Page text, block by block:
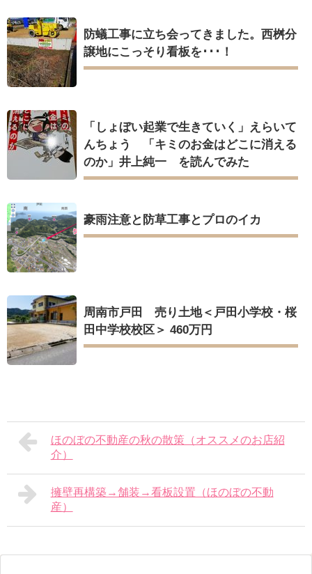
防蟻工事に立ち会ってきました。西桝分
譲地にこっそり看板を･･･！
「しょぼい起業で生きていく」えらいて
んちょう 「キミのお金はどこに消える
のか」井上純一 を読んでみた
豪雨注意と防草工事とプロのイカ
周南市戸田 売り土地＜戸田小学校・桜
田中学校校区＞ 460万円
ほのぼの不動産の秋の散策（オススメのお店紹
介）
擁壁再構築→舗装→看板設置（ほのぼの不動
産）